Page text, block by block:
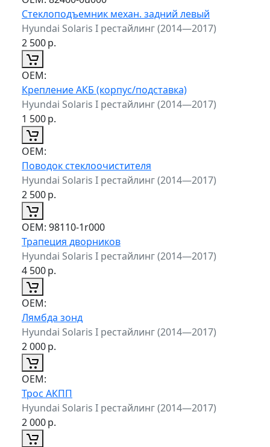
Стеклоподъемник механ. задний левый
Hyundai Solaris I рестайлинг (2014—2017)
2 500р.
ОЕМ:
Крепление АКБ (корпус/подставка)
Hyundai Solaris I рестайлинг (2014—2017)
1 500р.
ОЕМ:
Поводок стеклоочистителя
Hyundai Solaris I рестайлинг (2014—2017)
2 500р.
ОЕМ: 98110-1r000
Трапеция дворников
Hyundai Solaris I рестайлинг (2014—2017)
4 500р.
ОЕМ:
Лямбда зонд
Hyundai Solaris I рестайлинг (2014—2017)
2 000р.
ОЕМ:
Трос АКПП
Hyundai Solaris I рестайлинг (2014—2017)
2 000р.